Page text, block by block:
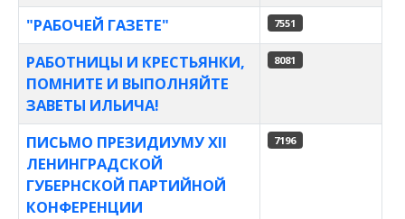
"РАБОЧЕЙ ГАЗЕТЕ" 7551
РАБОТНИЦЫ И КРЕСТЬЯНКИ,
ПОМНИТЕ И ВЫПОЛНЯЙТЕ
ЗАВЕТЫ ИЛЬИЧА!
8081
ПИСЬМО ПРЕЗИДИУМУ XII
ЛЕНИНГРАДСКОЙ
ГУБЕРНСКОЙ ПАРТИЙНОЙ
КОНФЕРЕНЦИИ
7196